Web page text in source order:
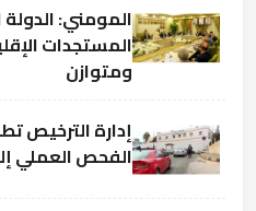
المومني: الدولة
المستجدات
ومتوازن
إدارة الترخيص
الفحص العملي